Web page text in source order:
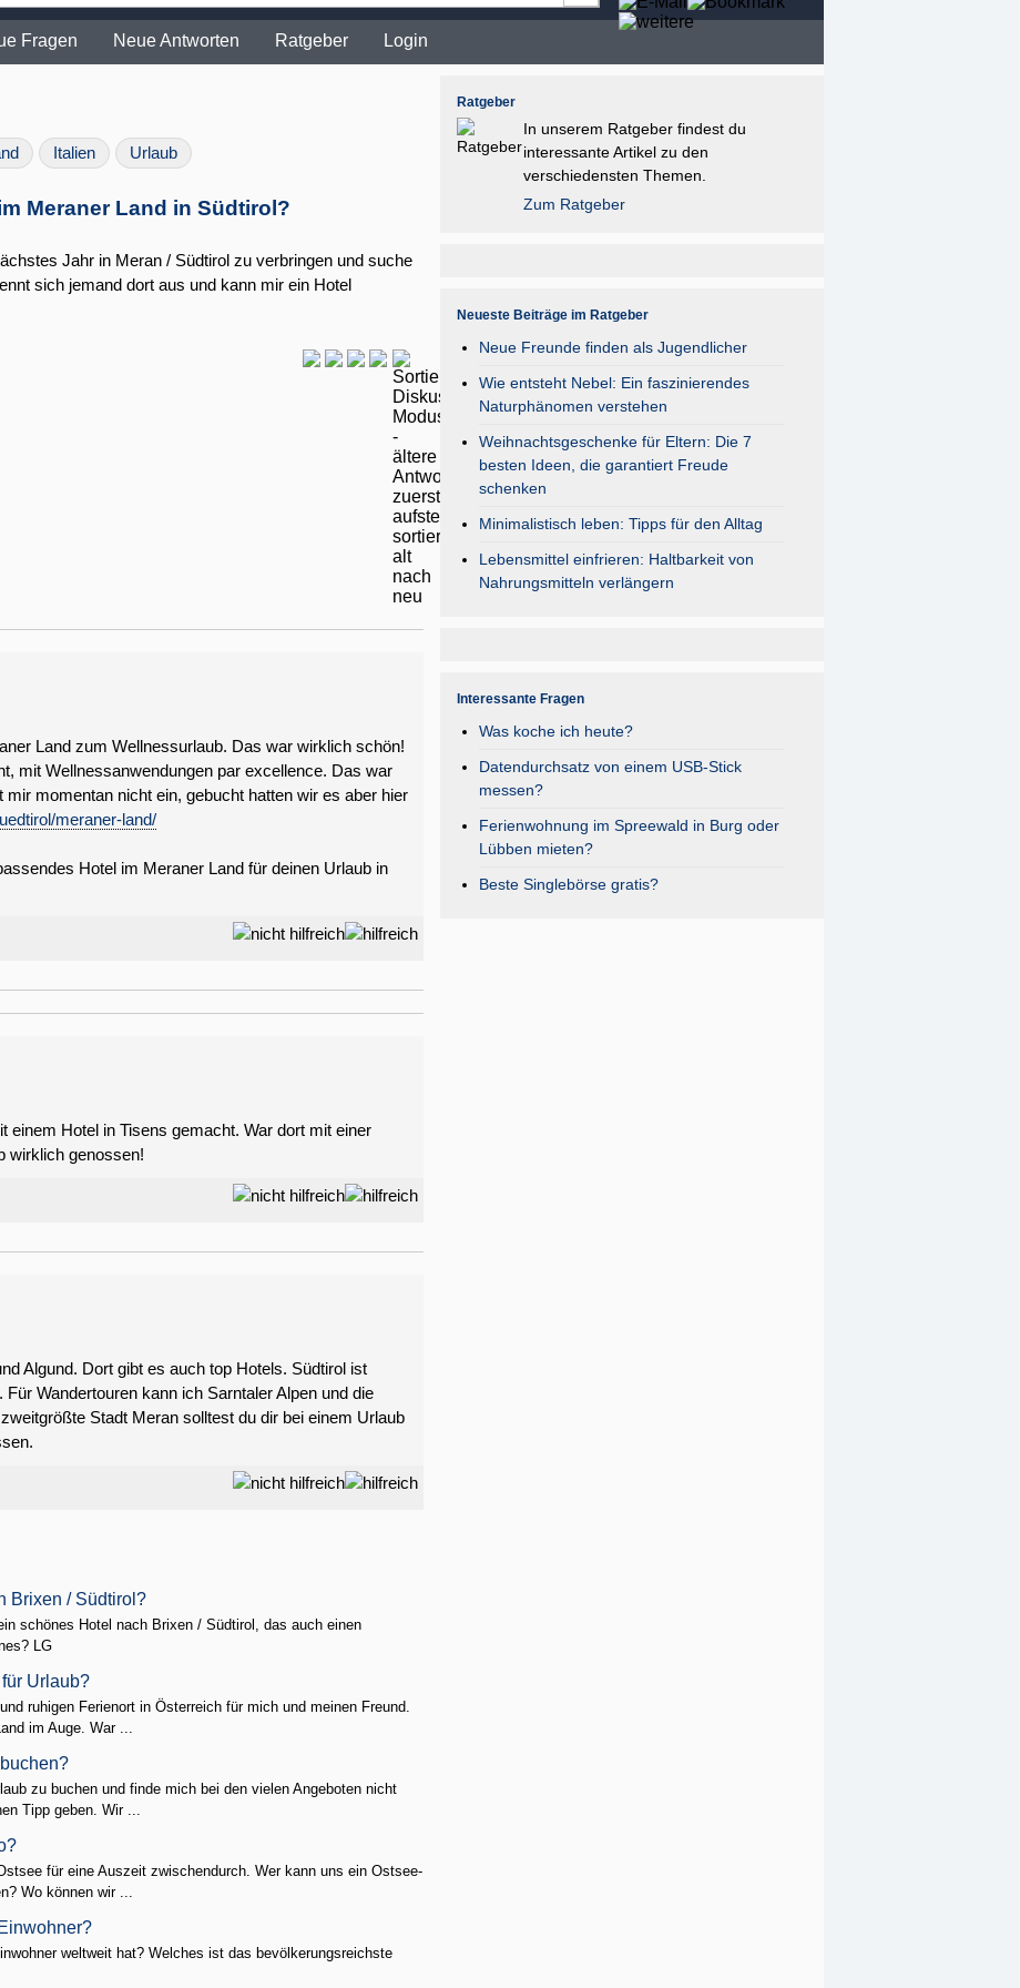
Fragen Neue Antworten Ratgeber Login
Italien Urlaub
Meraner Land in Südtirol?
Jahr in Meran / Südtirol zu verbringen und suche
sich jemand dort aus und kann mir ein Hotel
Land zum Wellnessurlaub. Das war wirklich schön!
mit Wellnessanwendungen par excellence. Das war
momentan nicht ein, gebucht hatten wir es aber hier
meraner-land/
Hotel im Meraner Land für deinen Urlaub in
einem Hotel in Tisens gemacht. War dort mit einer
wirklich genossen!
Algund. Dort gibt es auch top Hotels. Südtirol ist
Wandertouren kann ich Sarntaler Alpen und die
Stadt Meran solltest du dir bei einem Urlaub
Brixen / Südtirol?
schönes Hotel nach Brixen / Südtirol, das auch einen
LG
Urlaub?
ruhigen Ferienort in Österreich für mich und meinen Freund.
im Auge. War ...
zu buchen und finde mich bei den vielen Angeboten nicht
Tipp geben. Wir ...
für eine Auszeit zwischendurch. Wer kann uns ein Ostsee-
Wo können wir ...
weltweit hat? Welches ist das bevölkerungsreichste
Ratgeber
In unserem Ratgeber findest du
interessante Artikel zu den
verschiedensten Themen.
Zum Ratgeber
Neueste Beiträge im Ratgeber
Neue Freunde finden als Jugendlicher
Wie entsteht Nebel: Ein faszinierendes
Naturphänomen verstehen
Weihnachtsgeschenke für Eltern: Die 7
besten Ideen, die garantiert Freude
schenken
Minimalistisch leben: Tipps für den Alltag
Lebensmittel einfrieren: Haltbarkeit von
Nahrungsmitteln verlängern
Interessante Fragen
Was koche ich heute?
Datendurchsatz von einem USB-Stick
messen?
Ferienwohnung im Spreewald in Burg oder
Lübben mieten?
Beste Singlebörse gratis?